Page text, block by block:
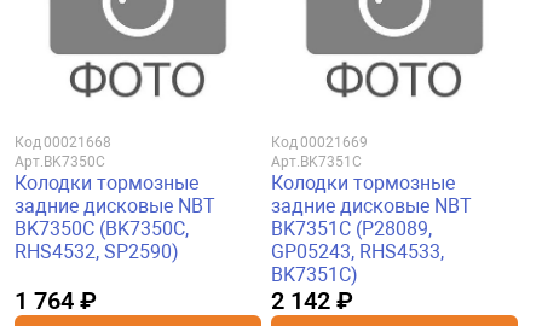
Код00021668
Арт. BK7350C
Колодки тормозные
задние дисковые NBT
BK7350C (BK7350C,
RHS4532, SP2590)
1 764 ₽
Код00021669
Арт. BK7351C
Колодки тормозные
задние дисковые NBT
BK7351C (P28089,
GP05243, RHS4533,
BK7351C)
2 142 ₽